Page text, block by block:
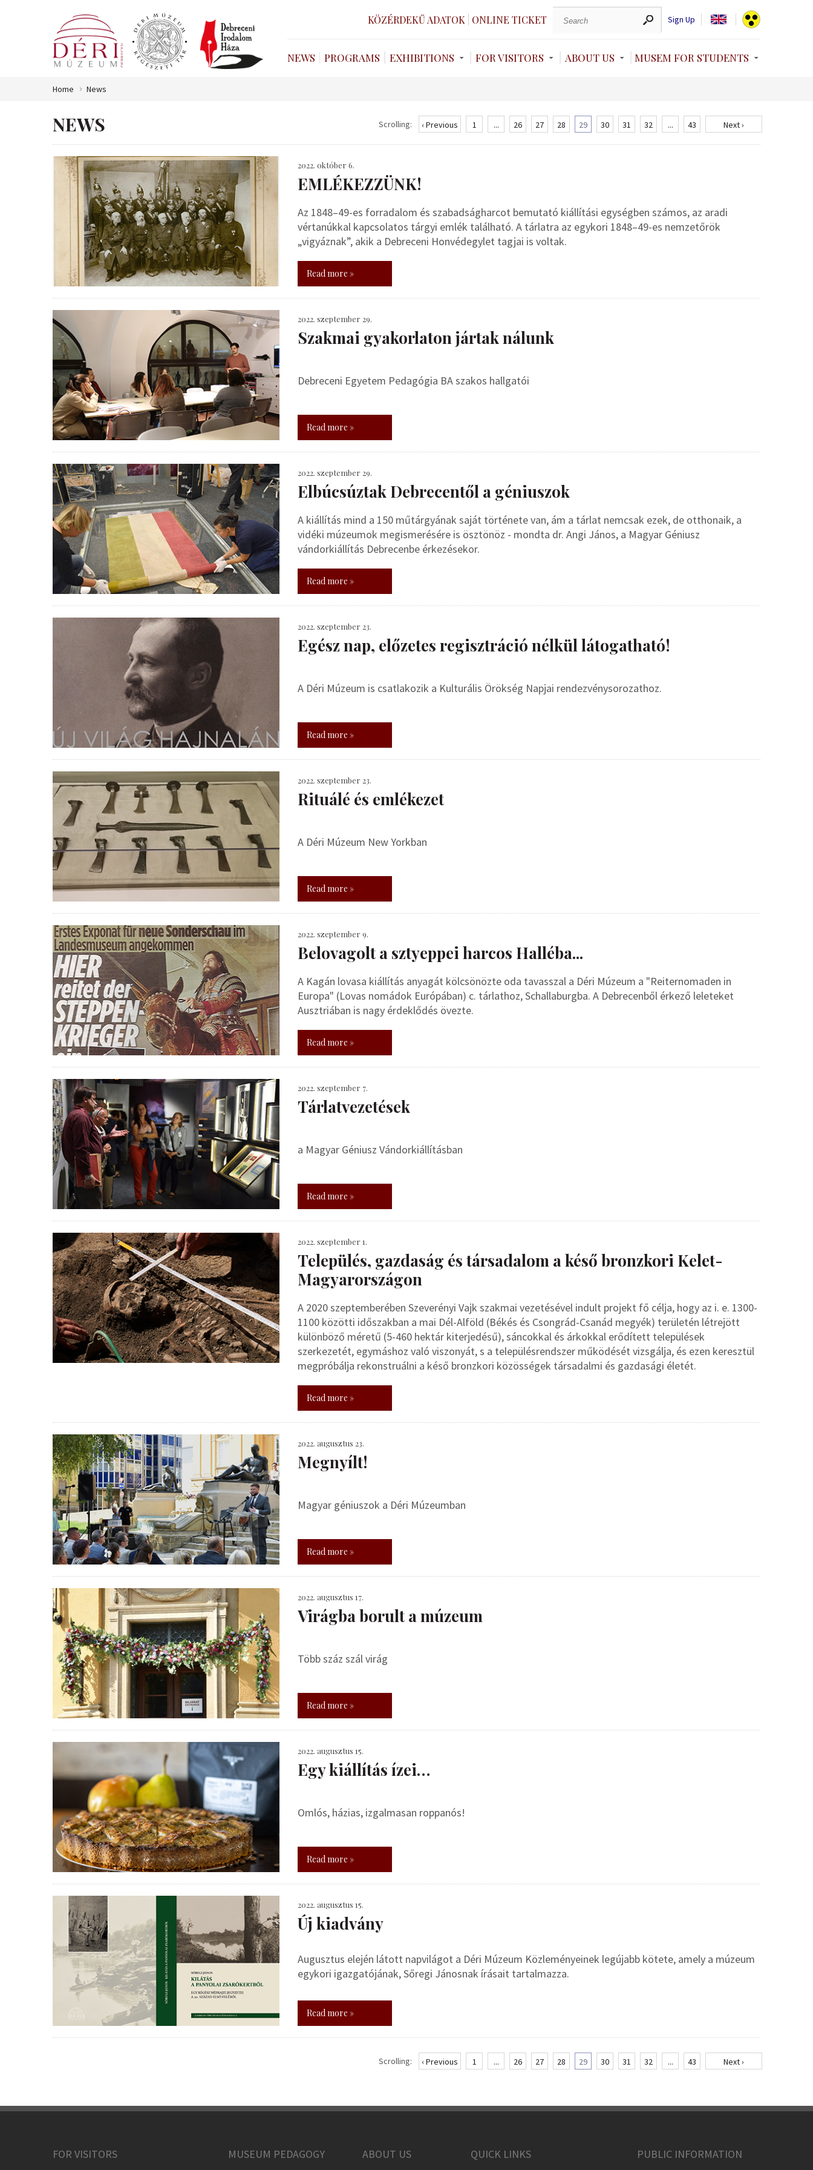
KÖZÉRDEKŰ ADATOK ONLINE TICKET Sign Up
NEWS PROGRAMS EXHIBITIONS FOR VISITORS ABOUT US MUSEM FOR STUDENTS
Home News
NEWS Scrolling: ‹ Previous 1 ... 26 27 28 29 30 31 32 ... 43 Next ›
2022. október 6.
EMLÉKEZZÜNK!
Az 1848–49-es forradalom és szabadságharcot bemutató kiállítási egységben számos, az aradi
vértanúkkal kapcsolatos tárgyi emlék található. A tárlatra az egykori 1848–49-es nemzetőrök
„vigyáznak”, akik a Debreceni Honvédegylet tagjai is voltak.
Read more »
2022. szeptember 29.
Szakmai gyakorlaton jártak nálunk
Debreceni Egyetem Pedagógia BA szakos hallgatói
Read more »
2022. szeptember 29.
Elbúcsúztak Debrecentől a géniuszok
A kiállítás mind a 150 műtárgyának saját története van, ám a tárlat nemcsak ezek, de otthonaik, a
vidéki múzeumok megismerésére is ösztönöz - mondta dr. Angi János, a Magyar Géniusz
vándorkiállítás Debrecenbe érkezésekor.
Read more »
2022. szeptember 23.
Egész nap, előzetes regisztráció nélkül látogatható!
A Déri Múzeum is csatlakozik a Kulturális Örökség Napjai rendezvénysorozathoz.
Read more »
2022. szeptember 23.
Rituálé és emlékezet
A Déri Múzeum New Yorkban
Read more »
2022. szeptember 9.
Belovagolt a sztyeppei harcos Halléba...
A Kagán lovasa kiállítás anyagát kölcsönözte oda tavasszal a Déri Múzeum a "Reiternomaden in
Europa" (Lovas nomádok Európában) c. tárlathoz, Schallaburgba. A Debrecenből érkező leleteket
Ausztriában is nagy érdeklődés övezte.
Read more »
2022. szeptember 7.
Tárlatvezetések
a Magyar Géniusz Vándorkiállításban
Read more »
2022. szeptember 1.
Település, gazdaság és társadalom a késő bronzkori Kelet-
Magyarországon
A 2020 szeptemberében Szeverényi Vajk szakmai vezetésével indult projekt fő célja, hogy az i. e. 1300-
1100 közötti időszakban a mai Dél-Alföld (Békés és Csongrád-Csanád megyék) területén létrejött
különböző méretű (5-460 hektár kiterjedésű), sáncokkal és árkokkal erődített települések
szerkezetét, egymáshoz való viszonyát, s a településrendszer működését vizsgálja, és ezen keresztül
megpróbálja rekonstruálni a késő bronzkori közösségek társadalmi és gazdasági életét.
Read more »
2022. augusztus 23.
Megnyílt!
Magyar géniuszok a Déri Múzeumban
Read more »
2022. augusztus 17.
Virágba borult a múzeum
Több száz szál virág
Read more »
2022. augusztus 15.
Egy kiállítás ízei…
Omlós, házias, izgalmasan roppanós!
Read more »
2022. augusztus 15.
Új kiadvány
Augusztus elején látott napvilágot a Déri Múzeum Közleményeinek legújabb kötete, amely a múzeum
egykori igazgatójának, Sőregi Jánosnak írásait tartalmazza.
Read more »
Scrolling: ‹ Previous 1 ... 26 27 28 29 30 31 32 ... 43 Next ›
FOR VISITORS MUSEUM PEDAGOGY ABOUT US QUICK LINKS PUBLIC INFORMATION